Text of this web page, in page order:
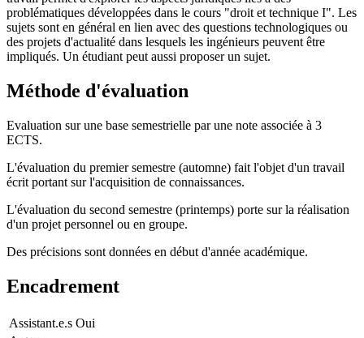
problématiques développées dans le cours "droit et technique I". Les
sujets sont en général en lien avec des questions technologiques ou
des projets d'actualité dans lesquels les ingénieurs peuvent être
impliqués. Un étudiant peut aussi proposer un sujet.
Méthode d'évaluation
Evaluation sur une base semestrielle par une note associée à 3
ECTS.
L'évaluation du premier semestre (automne) fait l'objet d'un travail
écrit portant sur l'acquisition de connaissances.
L'évaluation du second semestre (printemps) porte sur la réalisation
d'un projet personnel ou en groupe.
Des précisions sont données en début d'année académique.
Encadrement
Assistant.e.s Oui